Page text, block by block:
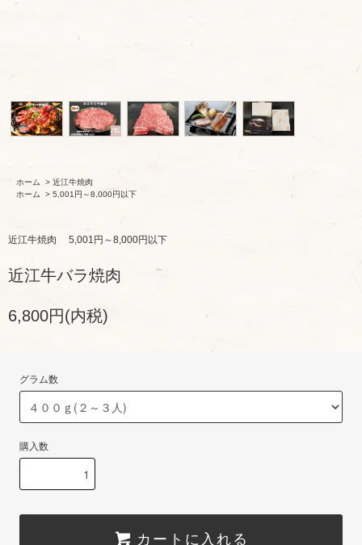
ホーム > 近江牛焼肉
ホーム
> 5,001円～8,000円以下
近江牛焼肉 5,001円～8,000円以下
近江牛バラ焼肉
6,800円(内税)
グラム数
購入数
カートに入れる